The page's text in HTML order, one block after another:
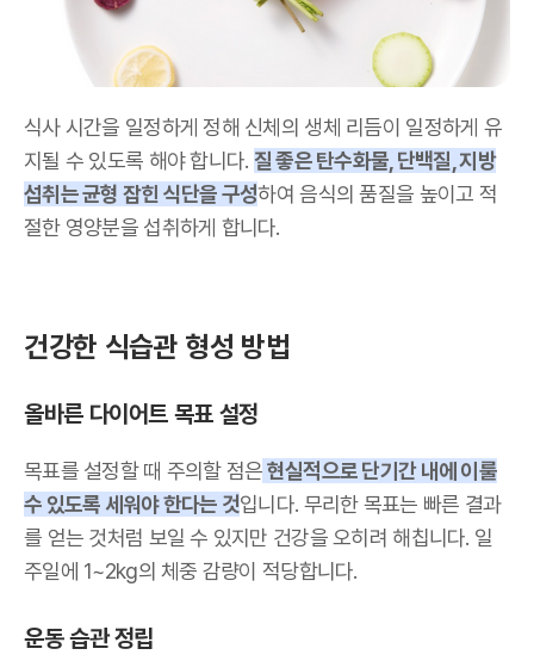
식사 시간을 일정하게 정해 신체의 생체 리듬이 일정하게 유
지될 수 있도록 해야 합니다. 질 좋은 탄수화물, 단백질, 지방
섭취는 균형 잡힌 식단을 구성하여 음식의 품질을 높이고 적
절한 영양분을 섭취하게 합니다.
건강한 식습관 형성 방법
올바른 다이어트 목표 설정
목표를 설정할 때 주의할 점은현실적으로 단기간 내에 이룰
수 있도록 세워야 한다는 것입니다. 무리한 목표는 빠른 결과
를 얻는 것처럼 보일 수 있지만 건강을 오히려 해칩니다. 일
주일에 1~2kg의 체중 감량이 적당합니다.
운동 습관 정립